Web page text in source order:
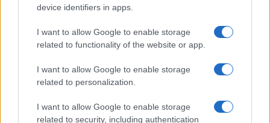
device identifiers in apps.
I want to allow Google to enable storage
related to functionality of the website or app.
I want to allow Google to enable storage
related to personalization.
I want to allow Google to enable storage
related to security, including authentication